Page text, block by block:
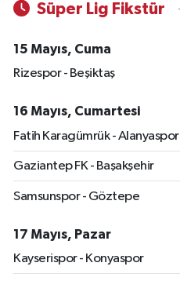
Süper Lig Fikstür
15 Mayıs, Cuma
Rizespor - Beşiktaş
16 Mayıs, Cumartesi
Fatih Karagümrük - Alanyaspor
Gaziantep FK - Başakşehir
Samsunspor - Göztepe
17 Mayıs, Pazar
Kayserispor - Konyaspor